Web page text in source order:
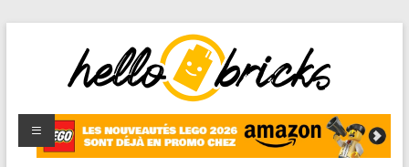
HelloBricks
Blog LEGO,
nouveaut�s